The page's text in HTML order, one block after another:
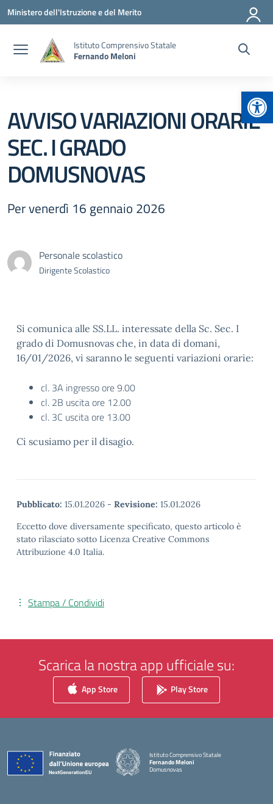
Vai ai contenuti
Vai al menu di navigazione
Vai al footer
Ministero dell'Istruzione e del Merito
Istituto Comprensivo Statale
Fernando Meloni
AVVISO VARIAZIONI ORARIE
SEC. I GRADO
DOMUSNOVAS
Per venerdì 16 gennaio 2026
Personale scolastico
Dirigente Scolastico
Si comunica alle SS.LL. interessate della Sc. Sec. I
grado di Domusnovas che, in data di domani,
16/01/2026, vi saranno le seguenti variazioni orarie:
cl. 3A ingresso ore 9.00
cl. 2B uscita ore 12.00
cl. 3C uscita ore 13.00
Ci scusiamo per il disagio.
Pubblicato: 15.01.2026 - Revisione: 15.01.2026
Eccetto dove diversamente specificato, questo articolo è
stato rilasciato sotto Licenza Creative Commons
Attribuzione 4.0 Italia.
Stampa / Condividi
Scarica la nostra app ufficiale su:
App Store Play Store
Istituto Comprensivo Statale
Fernando Meloni
Domusnovas